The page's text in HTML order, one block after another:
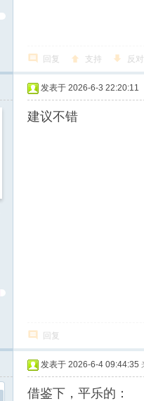
回复 支持 反对
发表于 2026-6-3 22:20:11
建议不错
回复
发表于 2026-6-4 09:44:35
借鉴下，平乐的：